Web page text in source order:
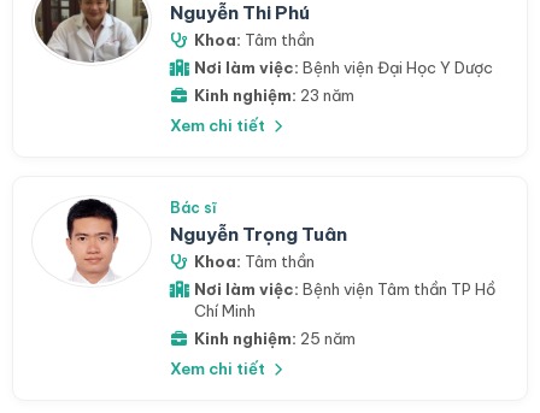
Nguyễn Thi Phú
Khoa: Tâm thần
Nơi làm việc: Bệnh viện Đại Học Y Dược
Kinh nghiệm: 23 năm
Xem chi tiết
Bác sĩ
Nguyễn Trọng Tuân
Khoa: Tâm thần
Nơi làm việc: Bệnh viện Tâm thần TP Hồ
Chí Minh
Kinh nghiệm: 25 năm
Xem chi tiết